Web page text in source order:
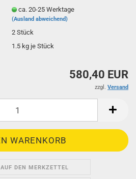
ca. 20-25 Werktage
(Ausland abweichend)
2Stück
1.5 kg je Stück
580,40 EUR
zzgl. Versand
AUF DEN MERKZETTEL